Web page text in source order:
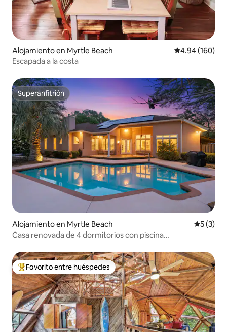
Alojamiento en Myrtle Beach Calificación
4.94 (160)
Escapada a la costa
Superanfitrión
Superanfitrión
Alojamiento en Myrtle Beach
5 (3)
Casa renovada de 4 dormitorios con piscina
Favorito entre huéspedes preferido
Favorito entre huéspedes